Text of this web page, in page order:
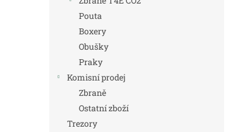
Pouta
Boxery
Obušky
Praky
Komisní prodej
Zbraně
Ostatní zboží
Trezory